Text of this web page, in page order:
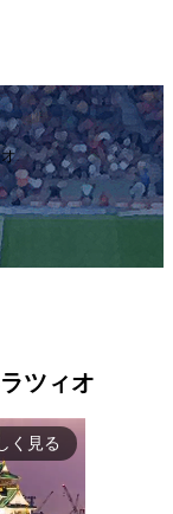
ツィオ
く見る